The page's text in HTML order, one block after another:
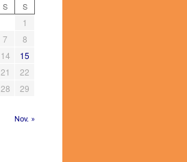
S S
1
7
8
14
15
21
22
28
29
Nov. »